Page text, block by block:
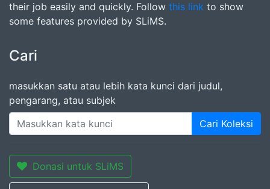
their job easily and quickly. Follow this link to show
some features provided by SLiMS.
Cari
masukkan satu atau lebih kata kunci dari judul,
pengarang, atau subjek
Cari Koleksi
Donasi untuk SLiMS